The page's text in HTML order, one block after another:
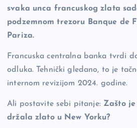
svaka unca francuskog zlata
podzemnom trezoru Banque de
Pariza.
Francuska centralna banka tvrdi
odluka. Tehnički gledano, to je
internom revizijom 2024. godine.
Ali postavite sebi pitanje: Zašto je
držala zlato u New Yorku?